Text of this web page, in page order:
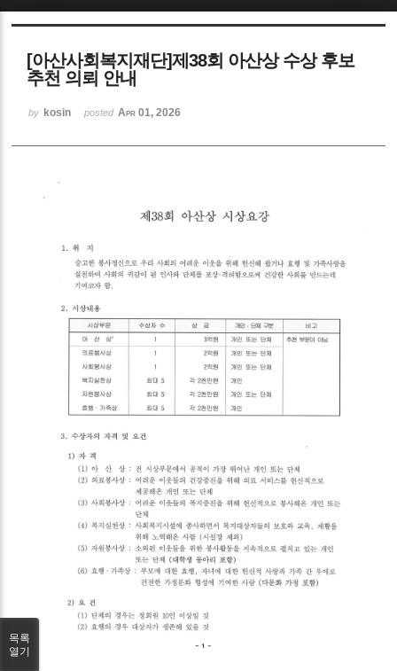
[아산사회복지재단]제38회 아산상 수상 후보
추천 의뢰 안내
by kosin posted Apr 01, 2026
목록
열기
Sketchbook5, 스케치북5
Sketchbook5, 스케치북5